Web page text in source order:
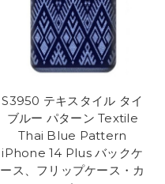
S3950 テキスタイル タイ
ブルー パターン Textile
Thai Blue Pattern
iPhone 14 Plus バックケ
ース、フリップケース・カ